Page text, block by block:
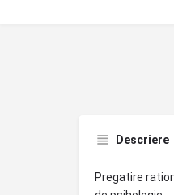
Descriere
Pregatire